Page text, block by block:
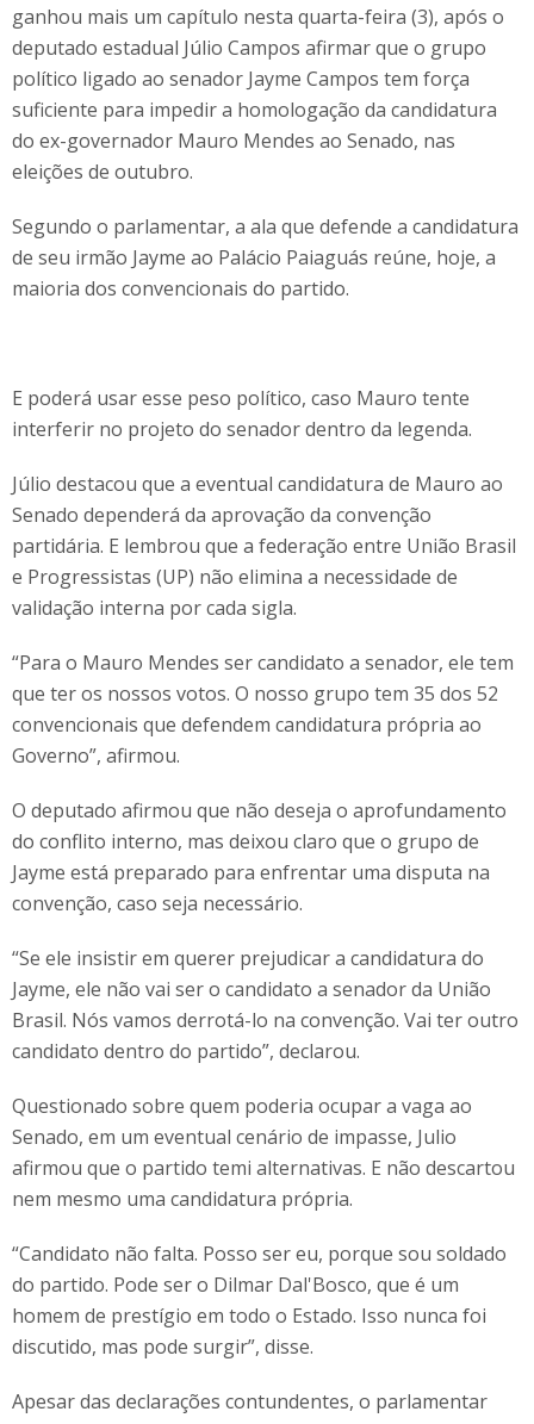
ganhou mais um capítulo nesta quarta-feira (3), após o
deputado estadual Júlio Campos afirmar que o grupo
político ligado ao senador Jayme Campos tem força
suficiente para impedir a homologação da candidatura
do ex-governador Mauro Mendes ao Senado, nas
eleições de outubro.
Segundo o parlamentar, a ala que defende a candidatura
de seu irmão Jayme ao Palácio Paiaguás reúne, hoje, a
maioria dos convencionais do partido.
E poderá usar esse peso político, caso Mauro tente
interferir no projeto do senador dentro da legenda.
Júlio destacou que a eventual candidatura de Mauro ao
Senado dependerá da aprovação da convenção
partidária. E lembrou que a federação entre União Brasil
e Progressistas (UP) não elimina a necessidade de
validação interna por cada sigla.
“Para o Mauro Mendes ser candidato a senador, ele tem
que ter os nossos votos. O nosso grupo tem 35 dos 52
convencionais que defendem candidatura própria ao
Governo”, afirmou.
O deputado afirmou que não deseja o aprofundamento
do conflito interno, mas deixou claro que o grupo de
Jayme está preparado para enfrentar uma disputa na
convenção, caso seja necessário.
“Se ele insistir em querer prejudicar a candidatura do
Jayme, ele não vai ser o candidato a senador da União
Brasil. Nós vamos derrotá-lo na convenção. Vai ter outro
candidato dentro do partido”, declarou.
Questionado sobre quem poderia ocupar a vaga ao
Senado, em um eventual cenário de impasse, Julio
afirmou que o partido temi alternativas. E não descartou
nem mesmo uma candidatura própria.
“Candidato não falta. Posso ser eu, porque sou soldado
do partido. Pode ser o Dilmar Dal'Bosco, que é um
homem de prestígio em todo o Estado. Isso nunca foi
discutido, mas pode surgir”, disse.
Apesar das declarações contundentes, o parlamentar